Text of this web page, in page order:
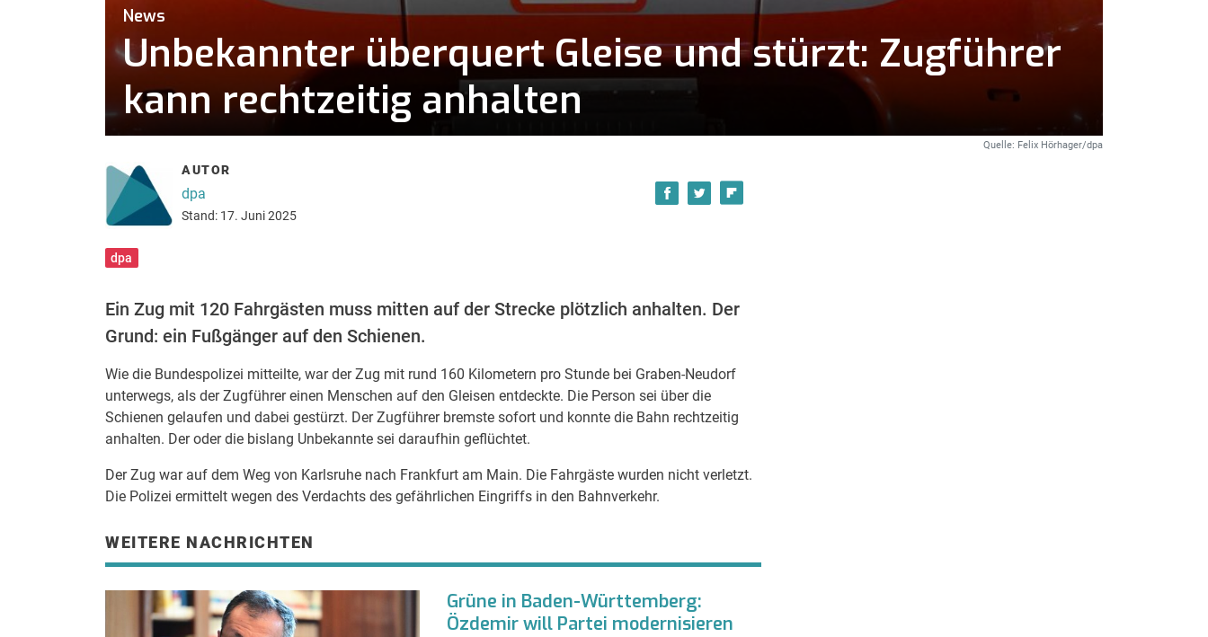
News
Unbekannter überquert Gleise und stürzt: Zugführer
kann rechtzeitig anhalten
Quelle: Felix Hörhager/dpa
AUTOR
dpa
Stand: 17. Juni 2025
dpa
Ein Zug mit 120 Fahrgästen muss mitten auf der Strecke plötzlich anhalten. Der
Grund: ein Fußgänger auf den Schienen.
Wie die Bundespolizei mitteilte, war der Zug mit rund 160 Kilometern pro Stunde bei Graben-Neudorf
unterwegs, als der Zugführer einen Menschen auf den Gleisen entdeckte. Die Person sei über die
Schienen gelaufen und dabei gestürzt. Der Zugführer bremste sofort und konnte die Bahn rechtzeitig
anhalten. Der oder die bislang Unbekannte sei daraufhin geflüchtet.
Der Zug war auf dem Weg von Karlsruhe nach Frankfurt am Main. Die Fahrgäste wurden nicht verletzt.
Die Polizei ermittelt wegen des Verdachts des gefährlichen Eingriffs in den Bahnverkehr.
WEITERE NACHRICHTEN
Grüne in Baden-Württemberg:
Özdemir will Partei modernisieren